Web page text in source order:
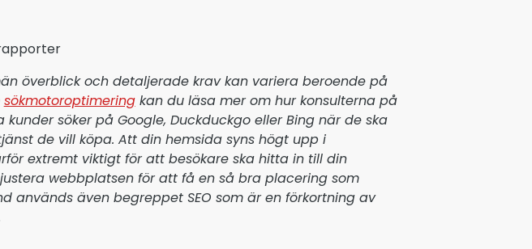
överblick och detaljerade krav kan variera beroende på
sökmotoroptimeringkan du läsa mer om hur konsulterna på
söker på Google, Duckduckgo eller Bing när de ska
de vill köpa. Att din hemsida syns högt upp i
extremt viktigt för att besökare ska hitta in till din
webbplatsen för att få en så bra placering som
används även begreppet SEO som är en förkortning av